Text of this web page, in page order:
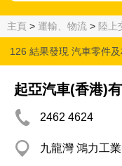
主頁 > 運輸、物流 > 陸上
126 結果發現 汽車零件
起亞汽車(香港)
2462 4624
九龍灣 鴻力工